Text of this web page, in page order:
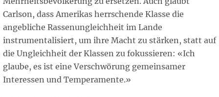
Carlson, dass Amerikas herrschende Klasse die
angebliche Rassenungleichheit im Lande
instrumentalisiert, um ihre Macht zu stärken, statt auf
die Ungleichheit der Klassen zu fokussieren: «Ich
glaube, es ist eine Verschwörung gemeinsamer
Interessen und Temperamente.»